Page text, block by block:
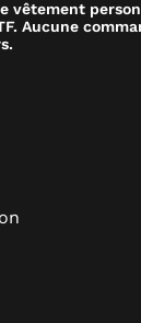
vêtement
Aucune